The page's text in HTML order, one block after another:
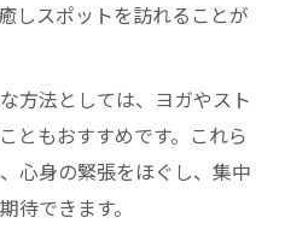
しスポットを訪れることが
方法としては、ヨガやスト
ともおすすめです。これら
心身の緊張をほぐし、集中
待できます。